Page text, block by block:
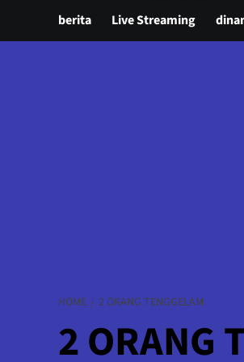
berita Live Streaming
HOME 2 ORANG TENGGELAM
2 ORANG